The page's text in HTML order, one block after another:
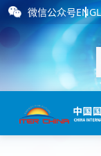
微信公众号